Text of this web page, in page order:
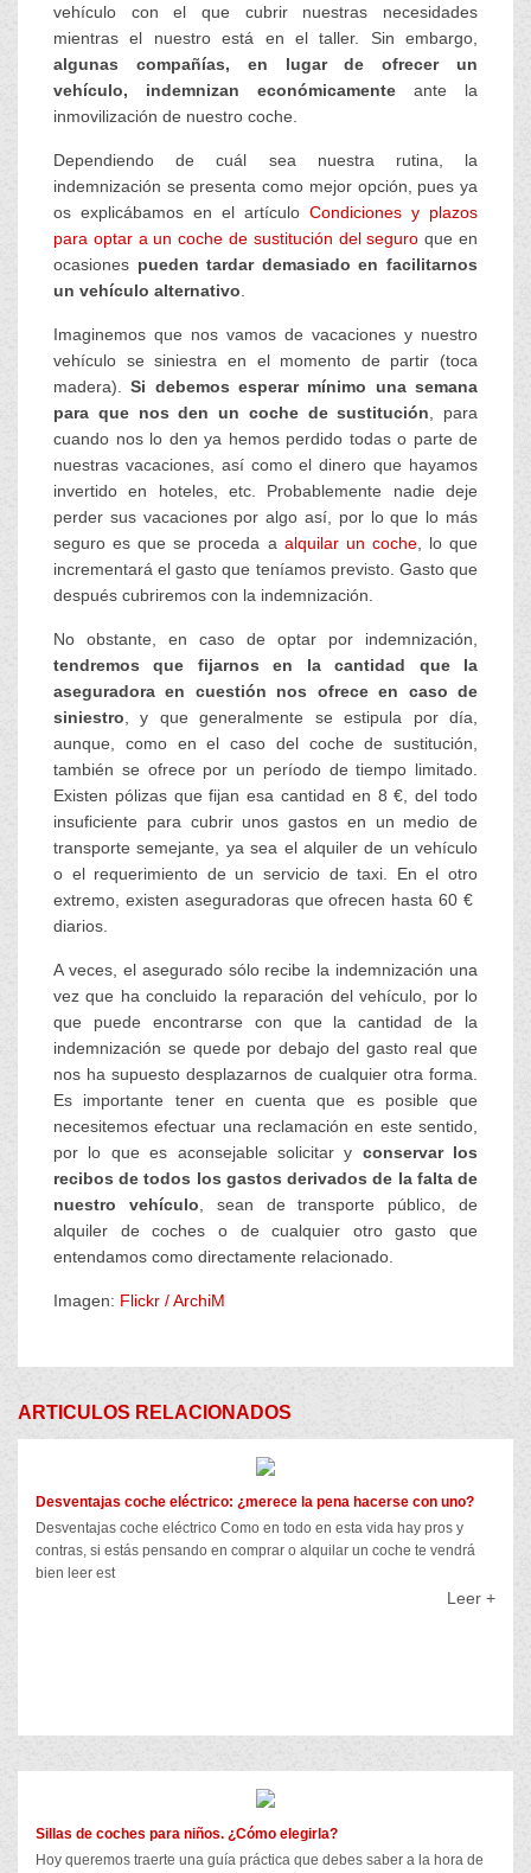
vehículo con el que cubrir nuestras necesidades
mientras el nuestro está en el taller. Sin embargo,
algunas compañías, en lugar de ofrecer un
vehículo, indemnizan económicamente ante la
inmovilización de nuestro coche.
Dependiendo de cuál sea nuestra rutina, la
indemnización se presenta como mejor opción, pues ya
os explicábamos en el artículo Condiciones y plazos
para optar a un coche de sustitución del seguro que en
ocasiones pueden tardar demasiado en facilitarnos
un vehículo alternativo
Imaginemos que nos vamos de vacaciones y nuestro
vehículo se siniestra en el momento de partir (toca
madera).Si debemos esperar mínimo una semana
para que nos den un coche de sustitución , para
cuando nos lo den ya hemos perdido todas o parte de
nuestras vacaciones, así como el dinero que hayamos
invertido en hoteles, etc. Probablemente nadie deje
perder sus vacaciones por algo así, por lo que lo más
seguro es que se proceda a alquilar un coche, lo que
incrementará el gasto que teníamos previsto. Gasto que
después cubriremos con la indemnización.
No obstante, en caso de optar por indemnización,
tendremos que fijarnos en la cantidad que la
aseguradora en cuestión nos ofrece en caso de
siniestro , y que generalmente se estipula por día,
aunque, como en el caso del coche de sustitución,
también se ofrece por un período de tiempo limitado.
Existen pólizas que fijan esa cantidad en 8 €, del todo
insuficiente para cubrir unos gastos en un medio de
transporte semejante, ya sea el alquiler de un vehículo
o el requerimiento de un servicio de taxi. En el otro
extremo, existen aseguradoras que ofrecen hasta 60 €
diarios.
A veces, el asegurado sólo recibe la indemnización una
vez que ha concluido la reparación del vehículo, por lo
que puede encontrarse con que la cantidad de la
indemnización se quede por debajo del gasto real que
nos ha supuesto desplazarnos de cualquier otra forma.
Es importante tener en cuenta que es posible que
necesitemos efectuar una reclamación en este sentido,
por lo que es aconsejable solicitar y conservar los
recibos de todos los gastos derivados de la falta de
nuestro vehículo , sean de transporte público, de
alquiler de coches o de cualquier otro gasto que
entendamos como directamente relacionado.
Imagen: Flickr / ArchiM
ARTICULOS RELACIONADOS
Desventajas coche eléctrico: ¿merece la pena hacerse con uno?
Desventajas coche eléctrico Como en todo en esta vida hay pros y
contras, si estás pensando en comprar o alquilar un coche te vendrá
bien leer est
Leer +
Sillas de coches para niños. ¿Cómo elegirla?
Hoy queremos traerte una guía práctica que debes saber a la hora de